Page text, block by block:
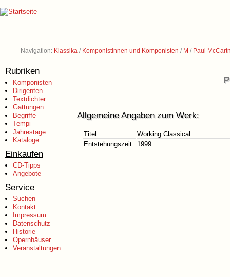
Navigation: Klassika / Komponistinnen und Komponisten / M / Paul
Rubriken
Komponisten
Dirigenten
Textdichter
Gattungen
Begriffe
Tempi
Jahrestage
Kataloge
Einkaufen
CD-Tipps
Angebote
Service
Suchen
Kontakt
Impressum
Datenschutz
Historie
Opernhäuser
Veranstaltungen
Allgemeine Angaben zum Werk:
Titel:
Working Classical
Entstehungszeit: 1999